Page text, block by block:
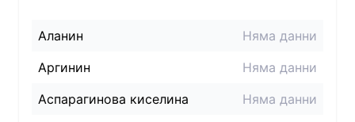
Аланин
Няма данни
Аргинин
Няма данни
Аспарагинова киселина
Няма данни